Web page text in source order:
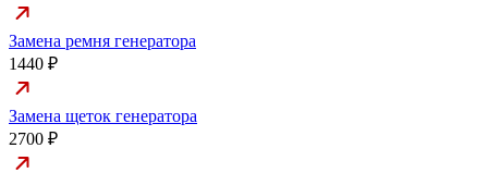
Замена ремня генератора
1440 ₽
Замена щеток генератора
2700 ₽